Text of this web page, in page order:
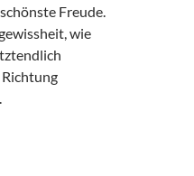
Freude.
wie